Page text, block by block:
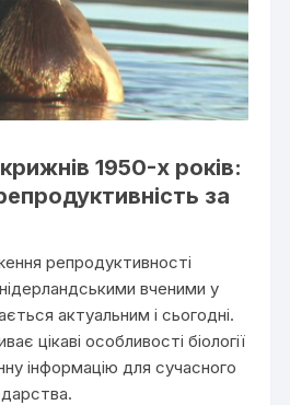
1950-х років:
за
репродуктивності
вченими у
актуальним і сьогодні.
цікаві особливості біології
інформацію для сучасного